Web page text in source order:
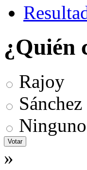
¿Quién
Rajoy
Sánchez
»